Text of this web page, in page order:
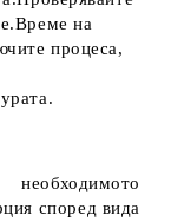
на
процеса,
според вида